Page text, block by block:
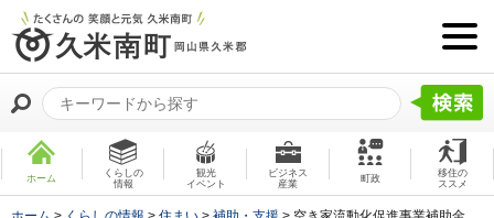
ホーム
くらしの
情報
観光
イベント
ビジネス
産業
町政
移住の
ススメ